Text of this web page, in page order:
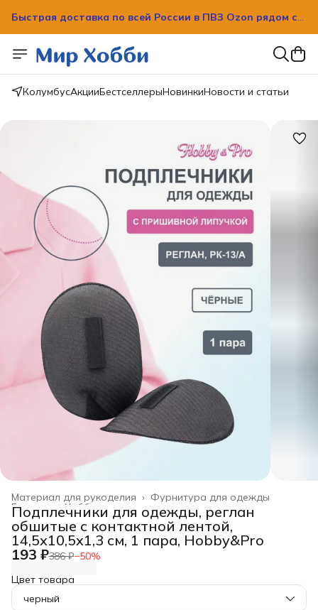
вашим домом!
вашим домом!
КолумбусАкцииБестселлерыНовинкиНовости и статьи
Фурнитура для одежды
Материал для рукоделия ›
Хобби и творчество ›
Главная ›
Подплечники для одежды, реглан
обшитые с контактной лентой,
14,5x10,5x1,3 см, 1 пара, Hobby&Pro
193 ₽386 ₽−50%
Цвет товара
черный